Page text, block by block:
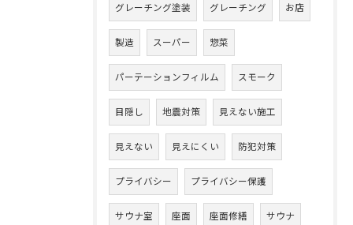
グレーチング塗装 グレーチング お店
製造 スーパー 惣菜
パーテーションフィルム スモーク
目隠し 地震対策 見えない施工
見えない 見えにくい 防犯対策
プライバシー プライバシー保護
サウナ室 座面 座面修繕 サウナ